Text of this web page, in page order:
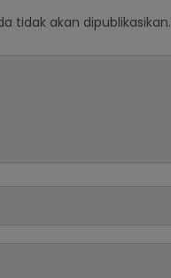
tidak akan dipublikasikan.